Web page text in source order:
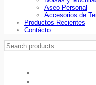
Aseo Personal
Accesorios de
Productos Recientes
Contácto
Search
for: